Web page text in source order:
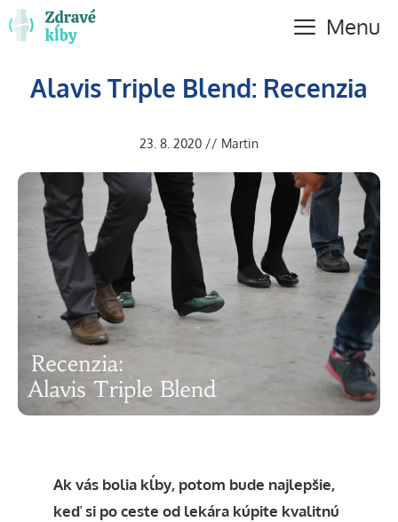
Preskočiť
Menu
Alavis Triple Blend: Recenzia
23. 8. 2020 // Martin
Ak vás bolia kĺby, potom bude najlepšie,
keď si po ceste od lekára kúpite kvalitnú